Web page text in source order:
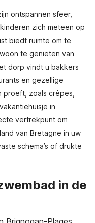
ontspannen sfeer,
zich meteen op
biedt ruimte om te
te genieten van
dorp vindt u bakkers
en gezellige
proeft, zoals crêpes,
in
vertrekpunt om
van Bretagne in uw
schema’s of drukte
in de